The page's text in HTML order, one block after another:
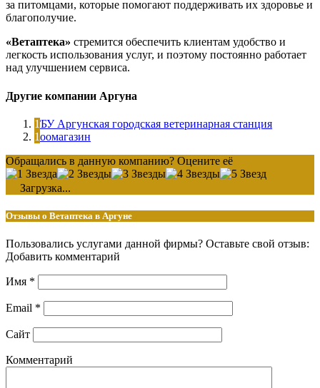
за питомцами, которые помогают поддерживать их здоровье и
благополучие.
«Ветаптека» стремится обеспечить клиентам удобство и
легкость использования услуг, и поэтому постоянно работает
над улучшением сервиса.
Другие компании Аргуна
ГБУ Аргунская городская ветеринарная станция
Зоомагазин
Обращались в данную компанию? Оцените её
Загрузка...
Отзывы о Ветаптека в Аргуне
Пользовались услугами данной фирмы? Оставьте свой отзыв:
Добавить комментарий
Имя *
Email *
Сайт
Комментарий